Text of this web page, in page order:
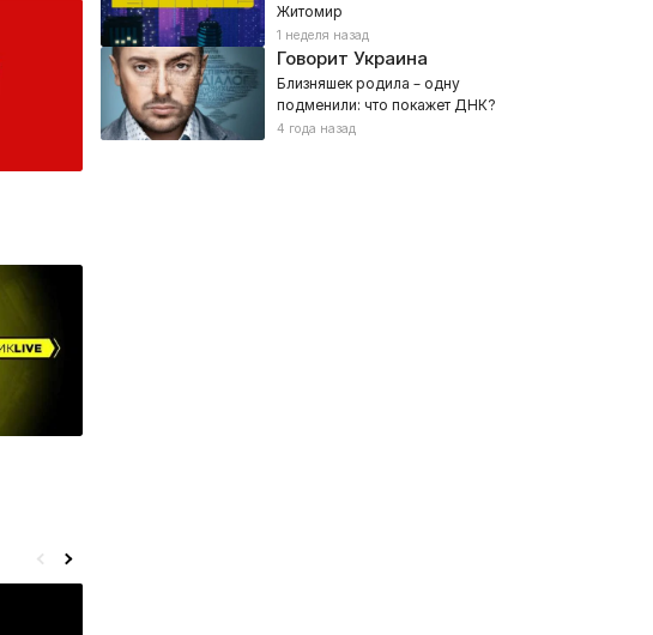
Житомир
1 неделя назад
Говорит Украина
Близняшек родила – одну
подменили: что покажет ДНК?
4 года назад